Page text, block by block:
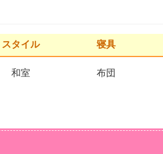
スタイル 寝具
和室 布団